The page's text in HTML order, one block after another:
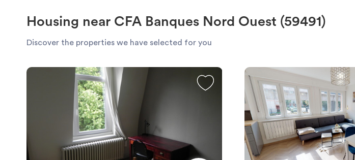
Housing near CFA Banques Nord Ouest (59491)
Discover the properties we have selected for you